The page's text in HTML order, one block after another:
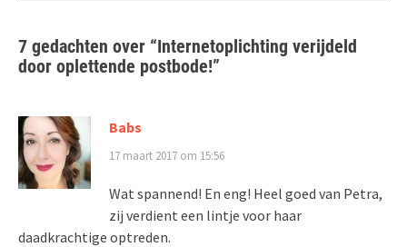
7 gedachten over “Internetoplichting verijdeld
door oplettende postbode!”
Babs
17 maart 2017 om 15:56
Wat spannend! En eng! Heel goed van Petra,
zij verdient een lintje voor haar
daadkrachtige optreden.